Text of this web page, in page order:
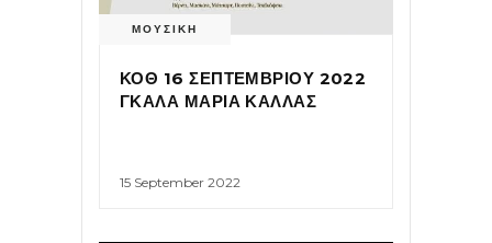
ΜΟΥΣΙΚΗ
ΚΟΘ 16 ΣΕΠΤΕΜΒΡΙΟΥ 2022
ΓΚΑΛΑ ΜΑΡΙΑ ΚΑΛΛΑΣ
15 September 2022